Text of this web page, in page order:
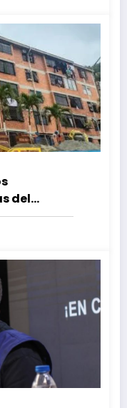
del
Guaira